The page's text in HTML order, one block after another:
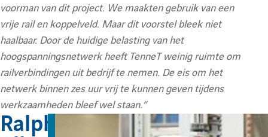
h
e
r
c
voorman van dit project. We maakten gebruik van een
vrije rail en koppelveld. Maar dit voorstel bleek niet
haalbaar. Door de huidige belasting van het
hoogspanningsnetwerk heeft TenneT weinig ruimte om
railverbindingen uit bedrijf te nemen. De eis om het
netwerk binnen zes uur vrij te kunnen geven tijdens
werkzaamheden bleef wel staan.”
Ralph